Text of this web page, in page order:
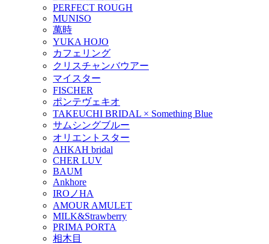
PERFECT ROUGH
MUNISO
萬時
YUKA HOJO
カフェリング
クリスチャンバウアー
マイスター
FISCHER
ポンテヴェキオ
TAKEUCHI BRIDAL × Something Blue
サムシングブルー
オリエントスター
AHKAH bridal
CHER LUV
BAUM
Ankhore
IROノHA
AMOUR AMULET
MILK&Strawberry
PRIMA PORTA
相木目